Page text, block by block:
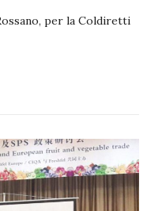
per la Coldiretti